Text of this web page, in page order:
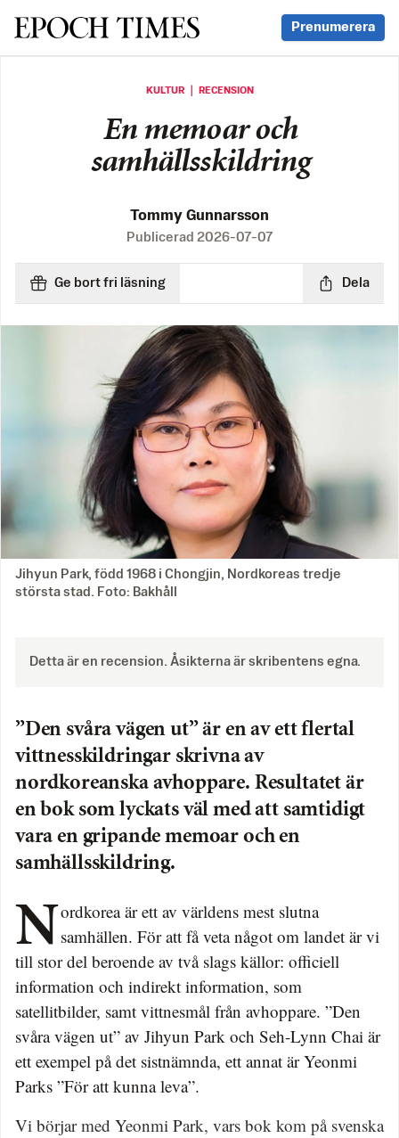
Svenska Epoch Times Prenumerera
KULTUR ｜ RECENSION
En memoar och
samhällsskildring
Tommy Gunnarsson
Publicerad 2026-07-07
Ge bort fri läsning Dela
Jihyun Park, född 1968 i Chongjin, Nordkoreas tredje
största stad. Foto: Bakhåll
Detta är en recension. Åsikterna är skribentens egna.
”Den svåra vägen ut” är en av ett flertal
vittnesskildringar skrivna av
nordkoreanska avhoppare. Resultatet är
en bok som lyckats väl med att samtidigt
vara en gripande memoar och en
samhällsskildring.
Nordkorea är ett av världens mest slutna samhällen. För att få veta något om landet är vi
till stor del beroende av två slags källor: officiell
information och indirekt information, som
satellitbilder, samt vittnesmål från avhoppare. ”Den
svåra vägen ut” av Jihyun Park och Seh-Lynn Chai är
ett exempel på det sistnämnda, ett annat är Yeonmi
Parks ”För att kunna leva”.
Vi börjar med Yeonmi Park, vars bok kom på svenska